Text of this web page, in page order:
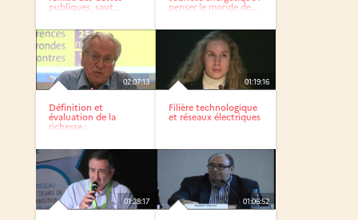
publiques, saut...
penser le monde de...
02:07:13
Définition et
évaluation de la
richesse :
01:19:16
Filière technologique
et réseaux électriques
01:28:17 01:06:52